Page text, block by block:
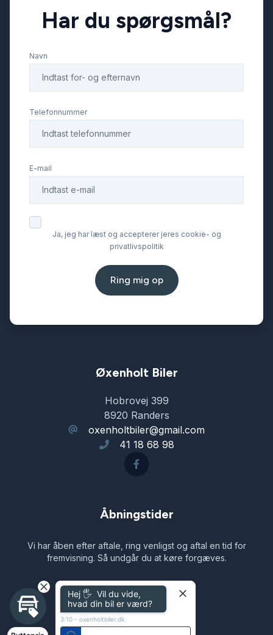
Elektrisk parkeringsbremse
Fjernbetjent centrallås
Infocenter
Musikstreaming via bluetooth
Nøglefri betjening
Parkeringssensor bagved
Parkeringssensor foran
Skiltegenkendelse
Har du spørgsmål?
Navn
Telefonnummer
E-mail
Ja, jeg har læst og accepterer jeres cookie- og
privatlivspolitik
Ring mig op
Øxenholt Biler
Hobrovej 399
8920 Randers
oxenholtbiler@gmail.com
41 18 68 98
Åbningstider
Vi har åben efter aftale, ring venligst og aftal en tid for
fremvisning. Så undgår du at køre forgæves.
Navigation
Biler til salg
Hej 🖐 Vil du vide,
hvad din bil er værd?
3:10 - oxenholtbiler.dk